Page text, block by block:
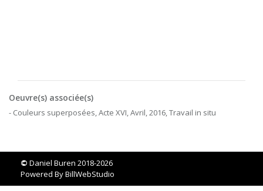
Oeuvre(s) associée(s)
- Couleurs superposées, Acte XVI, Avril, 2016, Travail in situ
© Daniel Buren 2018-2026
Powered ByBillWebStudio